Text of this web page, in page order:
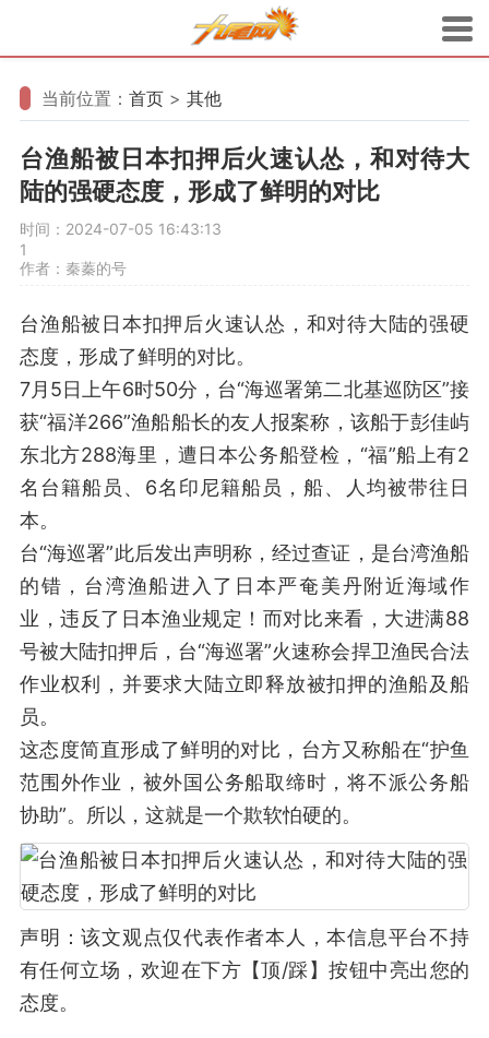
当前位置： 首页 > 其他
台渔船被日本扣押后火速认怂，和对待大
陆的强硬态度，形成了鲜明的对比
时间：2024-07-05 16:43:13
1
作者：秦蓁的号
台渔船被日本扣押后火速认怂，和对待大陆的强硬
态度，形成了鲜明的对比。
7月5日上午6时50分，台“海巡署第二北基巡防区”接
获“福洋266”渔船船长的友人报案称，该船于彭佳屿
东北方288海里，遭日本公务船登检，“福”船上有2
名台籍船员、6名印尼籍船员，船、人均被带往日
本。
台“海巡署”此后发出声明称，经过查证，是台湾渔船
的错，台湾渔船进入了日本严奄美丹附近海域作
业，违反了日本渔业规定！而对比来看，大进满88
号被大陆扣押后，台“海巡署”火速称会捍卫渔民合法
作业权利，并要求大陆立即释放被扣押的渔船及船
员。
这态度简直形成了鲜明的对比，台方又称船在“护鱼
范围外作业，被外国公务船取缔时，将不派公务船
协助”。所以，这就是一个欺软怕硬的。
声明：该文观点仅代表作者本人，本信息平台不持
有任何立场，欢迎在下方【顶/踩】按钮中亮出您的
态度。